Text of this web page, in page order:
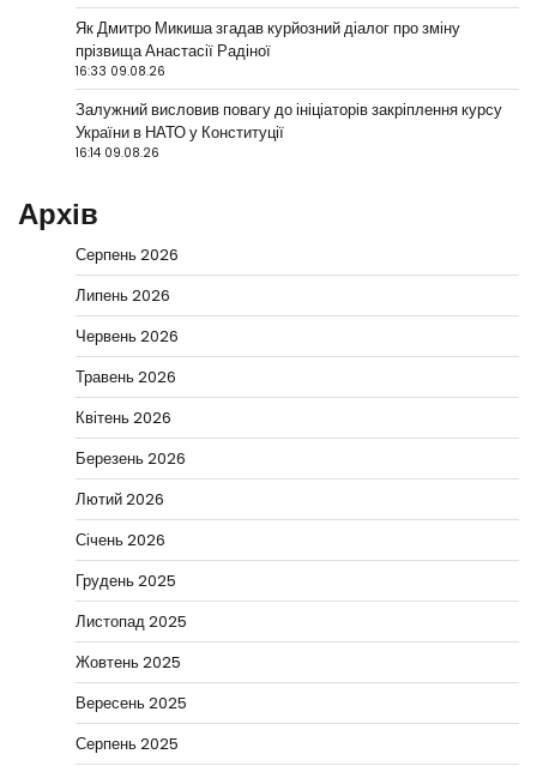
Як Дмитро Микиша згадав курйозний діалог про зміну
прізвища Анастасії Радіної
16:33 09.08.26
Залужний висловив повагу до ініціаторів закріплення курсу
України в НАТО у Конституції
16:14 09.08.26
Архів
Серпень 2026
Липень 2026
Червень 2026
Травень 2026
Квітень 2026
Березень 2026
Лютий 2026
Січень 2026
Грудень 2025
Листопад 2025
Жовтень 2025
Вересень 2025
Серпень 2025